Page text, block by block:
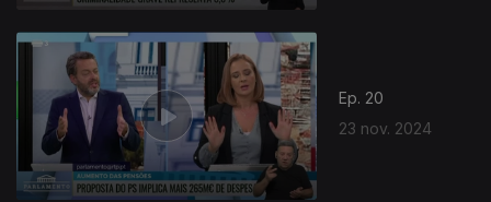
Ep. 20
23 nov. 2024